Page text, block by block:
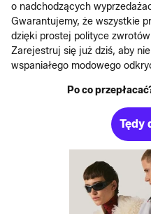
o nadchodzących
Gwarantujemy, że wszystkie
dzięki prostej polityce
Zarejestruj się już dziś, aby
wspaniałego modowego
Po co
Tędy